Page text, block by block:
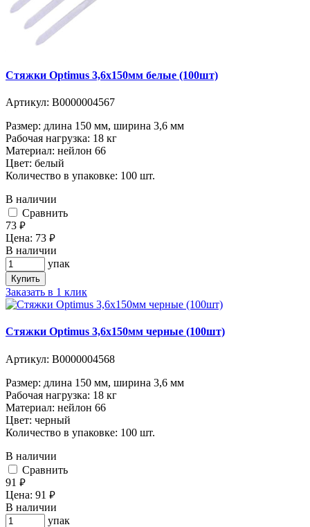
Стяжки Optimus 3,6x150мм белые (100шт)
Артикул: В0000004567
Размер: длина 150 мм, ширина 3,6 мм
Рабочая нагрузка: 18 кг
Материал: нейлон 66
Цвет: белый
Количество в упаковке: 100 шт.
В наличии
Cравнить
73 руб.
Цена: 73 руб.
В наличии
упак
Купить
Заказать в 1 клик
Стяжки Optimus 3,6x150мм черные (100шт)
Артикул: В0000004568
Размер: длина 150 мм, ширина 3,6 мм
Рабочая нагрузка: 18 кг
Материал: нейлон 66
Цвет: черный
Количество в упаковке: 100 шт.
В наличии
Cравнить
91
руб.
Цена: 91 руб.
В наличии
упак